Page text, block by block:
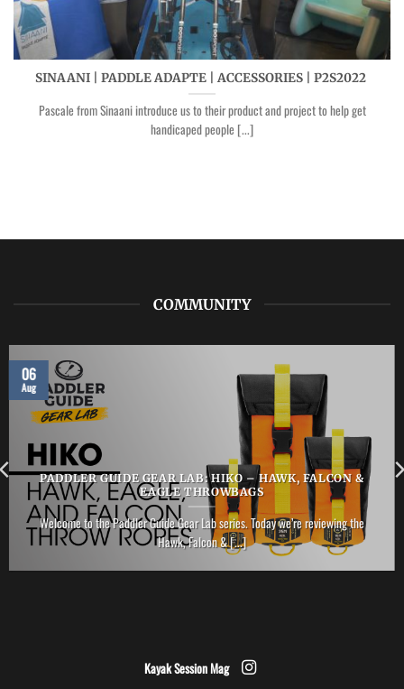
SINAANI | PADDLE ADAPTE | ACCESSORIES | P2S2022
Pascale from Sinaani introduce us to their product and project to help get
handicaped people [...]
COMMUNITY
PADDLER GUIDE GEAR LAB: HIKO – HAWK, FALCON &
EAGLE THROWBAGS
Welcome to the Paddler Guide Gear Lab series. Today we’re reviewing the
Hawk, Falcon & [...]
06
Aug
Kayak Session Mag